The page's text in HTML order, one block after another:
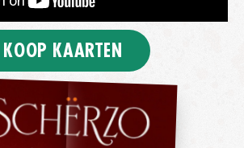
KOOP KAARTEN